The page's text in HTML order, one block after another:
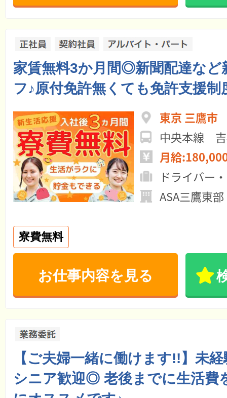
家賃無料3か月間◎新聞配達など
フ♪原付免許無くても免許支援制
東京 三鷹市
中央本線
月給
ドライバー
ASA三鷹東部
寮費無料
お仕事内容を見る
【ご夫婦一緒に働けます!!】未
シニア歓迎◎ 老後までに生活費